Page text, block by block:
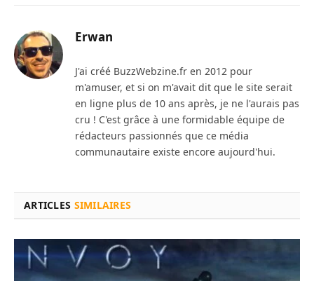
Erwan
J'ai créé BuzzWebzine.fr en 2012 pour
m'amuser, et si on m'avait dit que le site serait
en ligne plus de 10 ans après, je ne l'aurais pas
cru ! C'est grâce à une formidable équipe de
rédacteurs passionnés que ce média
communautaire existe encore aujourd'hui.
ARTICLES SIMILAIRES